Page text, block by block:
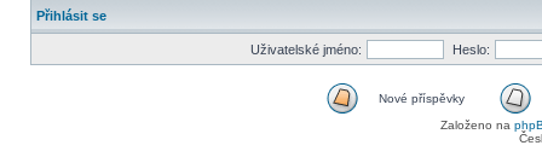
Přihlásit se
Uživatelské jméno: Heslo:
Nové příspěvky
Založeno na